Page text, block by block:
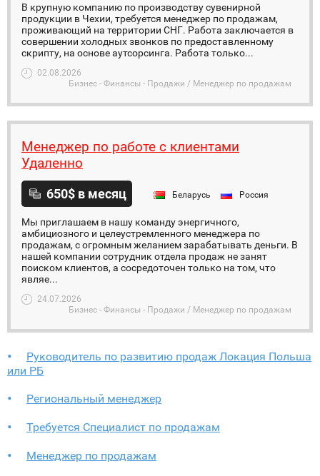
В крупную компанию по производству сувенирной
продукции в Чехии, требуется менеджер по продажам,
проживающий на территории СНГ. Работа заключается в
совершении холодных звонков по предоставленному
скрипту, на основе аутсорсинга. Работа только...
02.08.2026
Бизнес - Финансы - Продажи / Менеджер по продажам
Менеджер по работе с клиентами
Удаленно
650$ в месяц Беларусь Россия
Мы приглашаем в нашу команду энергичного,
амбициозного и целеустремленного менеджера по
продажам, с огромным желанием зарабатывать деньги. В
нашей компании сотрудник отдела продаж не занят
поиском клиентов, а сосредоточен только на том, что
являе...
24.07.2026
Бизнес - Финансы - Продажи / Менеджер по продажам
Руководитель по развитию продаж Локация Польша
или РБ
Региональный менеджер
Требуется Специалист по продажам
Менеджер по продажам